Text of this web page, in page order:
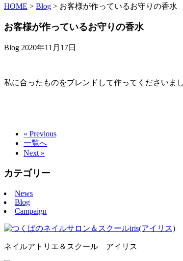
HOME > Blog > お客様が作っているお守りの香水
お客様が作っているお守りの香水
Blog 2020年11月17日
私に合ったものをブレンドして作ってくださいま
« Previous
一覧へ
Next »
カテゴリー
News
Blog
Campaign
ネイルアトリエ＆スクール アイリス